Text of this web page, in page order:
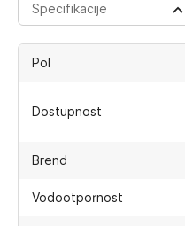
Specifikacije
Pol
Dostupnost
Brend
Vodootpornost